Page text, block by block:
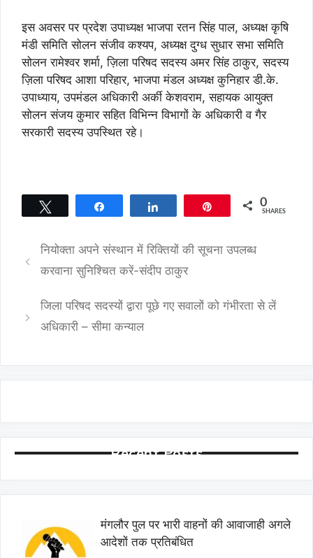
इस अवसर पर प्रदेश उपाध्यक्ष भाजपा रतन सिंह पाल, अध्यक्ष कृषि
मंडी समिति सोलन संजीव कश्यप, अध्यक्ष दुग्ध सुधार सभा समिति
सोलन रामेश्वर शर्मा, ज़िला परिषद सदस्य अमर सिंह ठाकुर, सदस्य
ज़िला परिषद आशा परिहार, भाजपा मंडल अध्यक्ष कुनिहार डी.के.
उपाध्याय, उपमंडल अधिकारी अर्की केशवराम, सहायक आयुक्त
सोलन संजय कुमार सहित विभिन्न विभागों के अधिकारी व गैर
सरकारी सदस्य उपस्थित रहे।
0
SHARES
नियोक्ता अपने संस्थान में रिक्तियों की सूचना उपलब्ध
करवाना सुनिश्चित करें-संदीप ठाकुर
जिला परिषद सदस्यों द्वारा पूछे गए सवालों को गंभीरता से लें
अधिकारी – सीमा कन्याल
Recent Posts
मंगलौर पुल पर भारी वाहनों की आवाजाही अगले
आदेशों तक प्रतिबंधित